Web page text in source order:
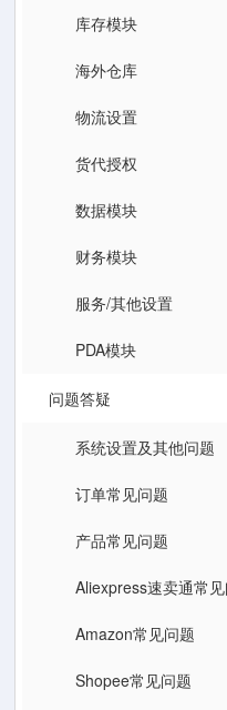
库存模块
海外仓库
物流设置
货代授权
数据模块
财务模块
服务/其他设置
PDA模块
问题答疑
系统设置及其他问题
订单常见问题
产品常见问题
Aliexpress速卖通常
Amazon常见问题
Shopee常见问题